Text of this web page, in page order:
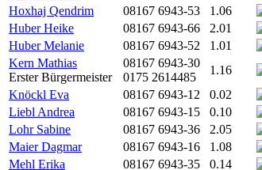
Hoxhaj Qendrim
08167 6943-53 1.06
Huber Heike
08167 6943-66 2.01
Huber Melanie
08167 6943-52 1.01
Kern Mathias
Erster Bürgermeister
08167 6943-30
0175 2614485
1.16
Knöckl Eva
08167 6943-12 0.02
Liebl Andrea
08167 6943-15 0.10
Lohr Sabine
08167 6943-36 2.05
Maier Dagmar
08167 6943-16 1.08
Mehl Erika
08167 6943-35 0.14